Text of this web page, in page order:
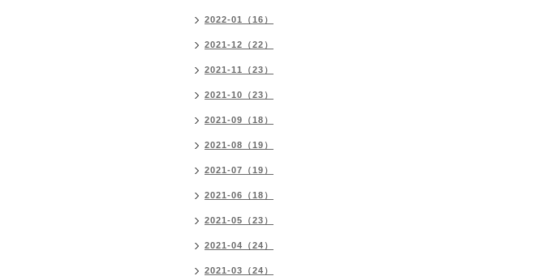
2022-01（16）
2021-12（22）
2021-11（23）
2021-10（23）
2021-09（18）
2021-08（19）
2021-07（19）
2021-06（18）
2021-05（23）
2021-04（24）
2021-03（24）